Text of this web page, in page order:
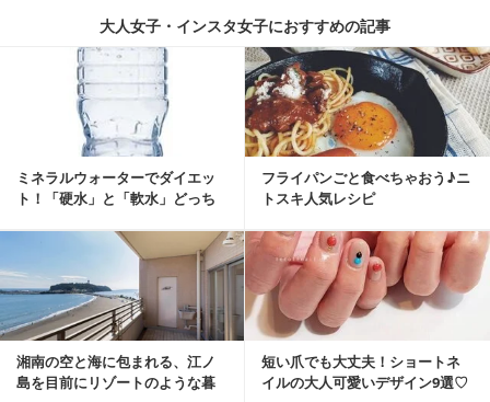
大人女子・インスタ女子におすすめの記事
ミネラルウォーターでダイエッ
ト！「硬水」と「軟水」どっち
フライパンごと食べちゃおう♪ニ
トスキ人気レシピ
湘南の空と海に包まれる、江ノ
島を目前にリゾートのような暮
短い爪でも大丈夫！ショートネ
イルの大人可愛いデザイン9選♡